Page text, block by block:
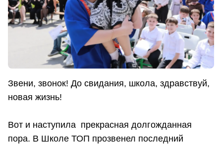
Звени, звонок! До свидания, школа, здравствуй,
новая жизнь!
Вот и наступила прекрасная долгожданная
пора. В Школе ТОП прозвенел последний